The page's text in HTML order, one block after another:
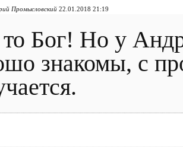
Промысловский 22.01.2018 21:19
Бог! Но у
знакомы, с